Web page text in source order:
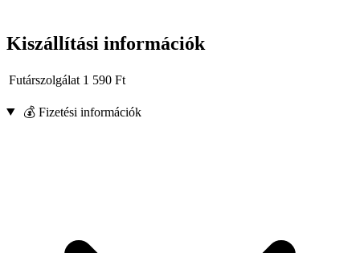
Kiszállítási információk
Futárszolgálat 1 590 Ft
💰 Fizetési információk